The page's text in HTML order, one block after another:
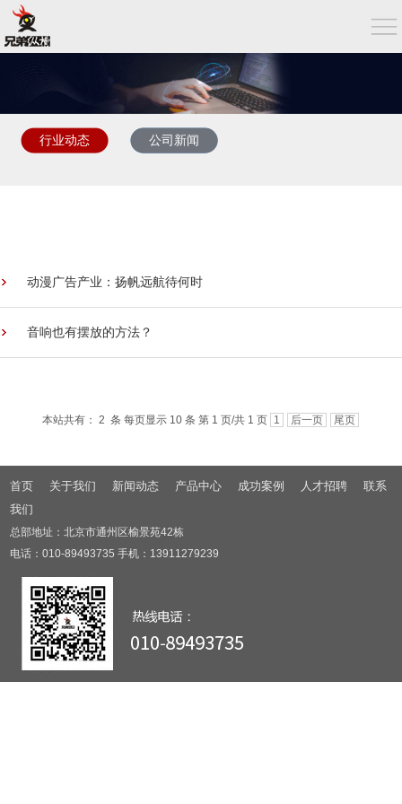
行业动态 公司新闻
动漫广告产业：扬帆远航待何时
音响也有摆放的方法？
本站共有： 2 条 每页显示 10 条 第 1 页/共 1 页 1 后一页 尾页
首页 关于我们 新闻动态 产品中心 成功案例 人才招聘
联系
我们
总部地址：北京市通州区榆景苑42栋
电话：010-89493735 手机：13911279239